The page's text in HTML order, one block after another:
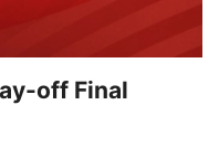
off Final